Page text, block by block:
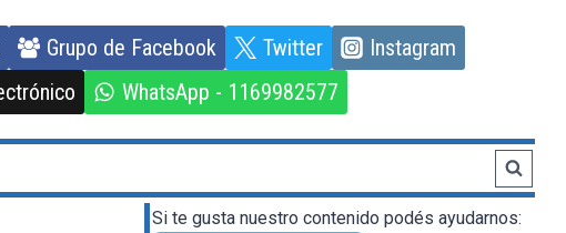
Grupo de Facebook Twitter
Instagram
WhatsApp - 1169982577
Si te gusta nuestro contenido podés ayudarnos: